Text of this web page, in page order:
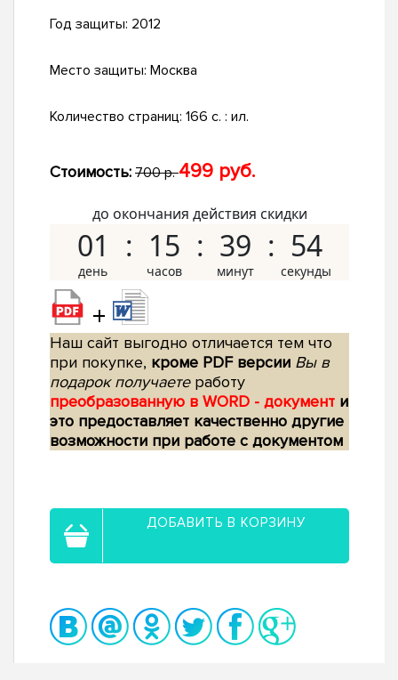
Год защиты: 2012
Место защиты: Москва
Количество страниц: 166 с. : ил.
Стоимость: 700 р.499 руб.
до окончания действия скидки
01 15 39 53
+
Наш сайт выгодно отличается тем что
при покупке, кроме PDF версии Вы в
подарок получаетеработу
преобразованную в WORD - документ и
это предоставляет качественно другие
возможности при работе с документом
ДОБАВИТЬ В КОРЗИНУ